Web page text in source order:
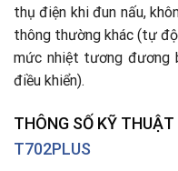
thụ điện khi đun nấu,
thông thường khác (tự
mức nhiệt tương đương
điều khiển).
THÔNG SỐ KỸ
T702PLUS